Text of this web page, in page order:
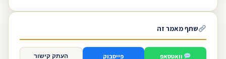
שתף מאמר זה
וואטסאפ פייסבוק העתק קישור